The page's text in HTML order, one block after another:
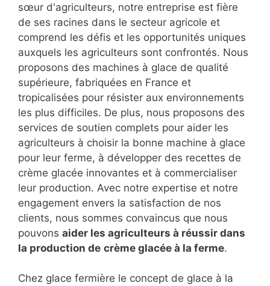
sœur d'agriculteurs, notre entreprise est fière
de ses racines dans le secteur agricole et
comprend les défis et les opportunités uniques
auxquels les agriculteurs sont confrontés. Nous
proposons des machines à glace de qualité
supérieure, fabriquées en France et
tropicalisées pour résister aux environnements
les plus difficiles. De plus, nous proposons des
services de soutien complets pour aider les
agriculteurs à choisir la bonne machine à glace
pour leur ferme, à développer des recettes de
crème glacée innovantes et à commercialiser
leur production. Avec notre expertise et notre
engagement envers la satisfaction de nos
clients, nous sommes convaincus que nous
pouvons aider les agriculteurs à réussir dans
la production de crème glacée à la ferme.
Chez glace fermière le concept de glace à la